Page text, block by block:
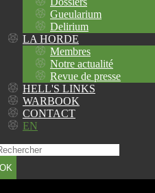
Gueularium
Delirium
LA HORDE
Membres
Notre actualité
Revue de presse
HELL'S LINKS
WARBOOK
CONTACT
EN
OK